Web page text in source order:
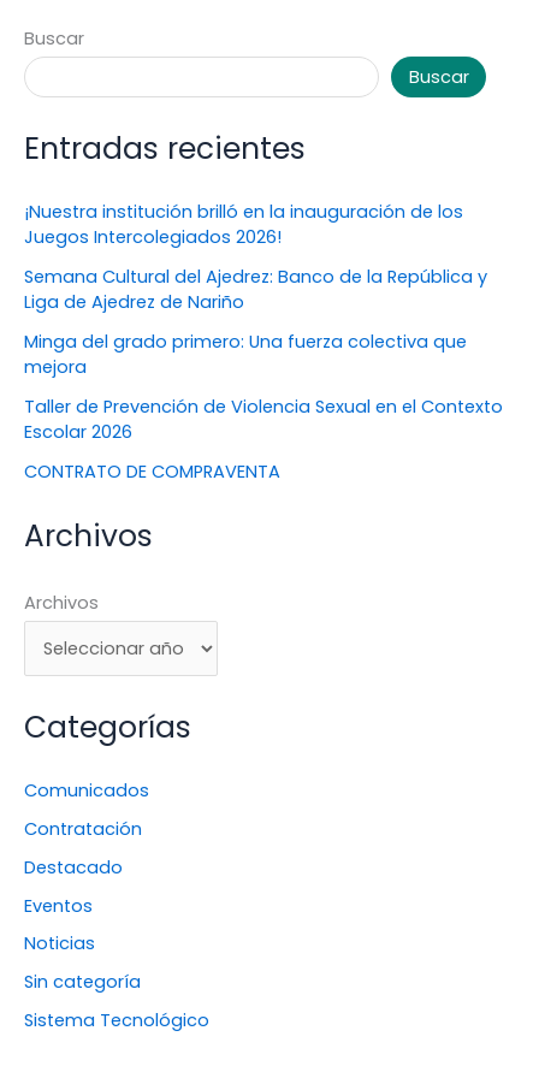
Buscar
Buscar
Entradas recientes
¡Nuestra institución brilló en la inauguración de los
Juegos Intercolegiados 2026!
Semana Cultural del Ajedrez: Banco de la República y
Liga de Ajedrez de Nariño
Minga del grado primero: Una fuerza colectiva que
mejora
Taller de Prevención de Violencia Sexual en el Contexto
Escolar 2026
CONTRATO DE COMPRAVENTA
Archivos
Archivos
Categorías
Comunicados
Contratación
Destacado
Eventos
Noticias
Sin categoría
Sistema Tecnológico